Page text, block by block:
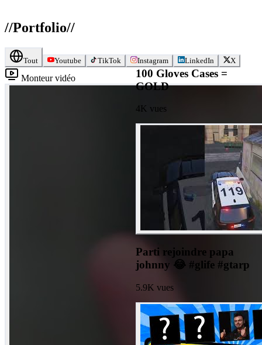
//Portfolio//
Tout Youtube TikTok Instagram LinkedIn X
Monteur vidéo
100 Gloves Cases =
GOLD
4K vues
Parti rejoindre papa
johnny 😂 #glife #gtarp
5.9K vues